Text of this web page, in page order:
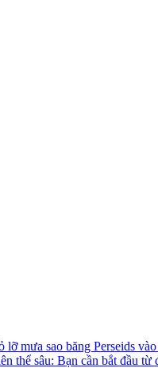
lỡ mưa sao băng Perseids
thể sâu: Bạn cần bắt đầu từ